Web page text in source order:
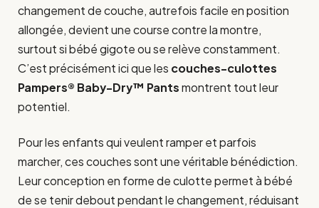
changement de couche, autrefois facile en position
allongée, devient une course contre la montre,
surtout si bébé gigote ou se relève constamment.
C’est précisément ici que les couches-culottes
Pampers® Baby-Dry™ Pantsmontrent tout leur
potentiel.
Pour les enfants qui veulent ramper et parfois
marcher, ces couches sont une véritable bénédiction.
Leur conception en forme de culotte permet à bébé
de se tenir debout pendant le changement, réduisant